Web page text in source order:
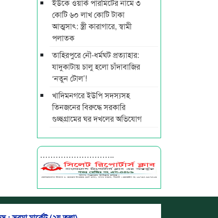
ইউকে ওয়ার্ক পারমিটের নামে ৩
কোটি ৬০ লাখ কোটি টাকা
আত্মসাৎ: স্ত্রী কারাগারে, স্বামী
পলাতক
তাহিরপুরে নৌ-ধর্মঘট প্রত্যাহার:
যাদুকাটায় চালু হলো চাঁদাবাজির
‘নতুন টোল’!
খাদিমনগরে ইউপি সদস্যসহ
তিনজনের বিরুদ্ধে সরকারি
গুচ্ছগ্রামের ঘর দখলের অভিযোগ
………………………..